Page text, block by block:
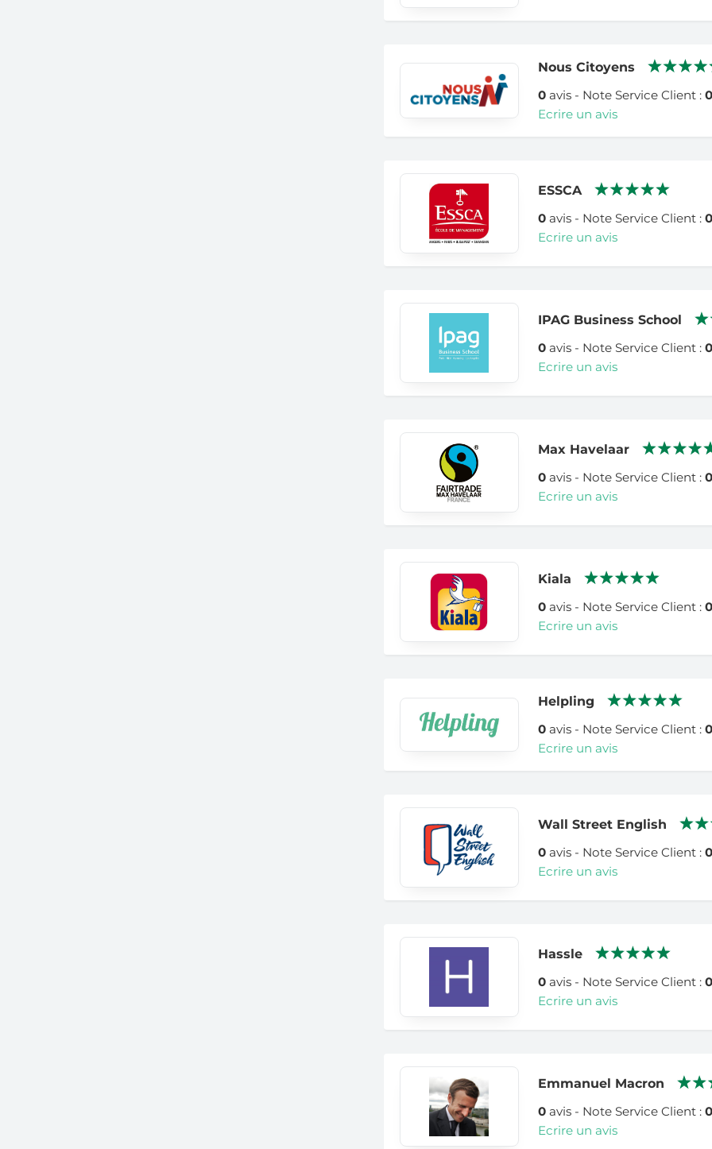
Nous Citoyens
0avis - Note Service Client : 0
Ecrire un avis
ESSCA
0avis - Note Service Client : 0
Ecrire un avis
IPAG Business School
0avis - Note Service Client : 0
Ecrire un avis
Max Havelaar
0avis - Note Service Client : 0
Ecrire un avis
Kiala
0avis - Note Service Client : 0
Ecrire un avis
Helpling
0avis - Note Service Client : 0
Ecrire un avis
Wall Street English
0avis - Note Service Client : 0
Ecrire un avis
Hassle
0avis - Note Service Client : 0
Ecrire un avis
Emmanuel Macron
0avis - Note Service Client : 0
Ecrire un avis